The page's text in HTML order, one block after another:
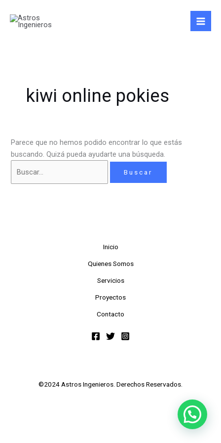
contenido
kiwi online pokies
Parece que no hemos podido encontrar lo que estás
buscando. Quizá pueda ayudarte una búsqueda.
por:
Inicio
Quienes Somos
Servicios
Proyectos
Contacto
©2024 Astros Ingenieros. Derechos Reservados.